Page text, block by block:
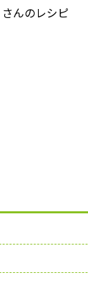
さんのレシピ